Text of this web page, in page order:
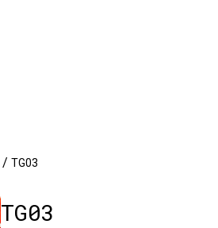
/ TG03
TG03